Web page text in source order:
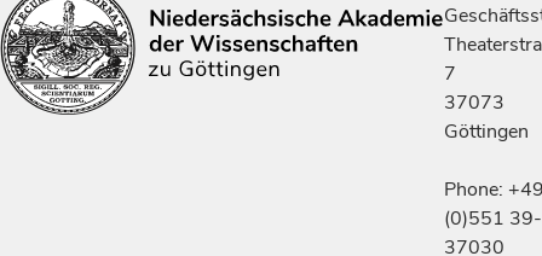
7
37073
Göttingen
Phone:
(0)551 39-
37030